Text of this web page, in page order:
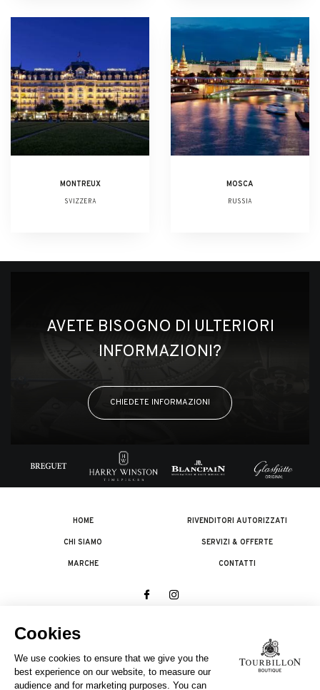
MONTREUX
SVIZZERA
MOSCA
RUSSIA
AVETE BISOGNO DI ULTERIORI
INFORMAZIONI?
CHIEDETE INFORMAZIONI
HOME
CHI SIAMO
MARCHE
RIVENDITORI AUTORIZZATI
SERVIZI & OFFERTE
CONTATTI